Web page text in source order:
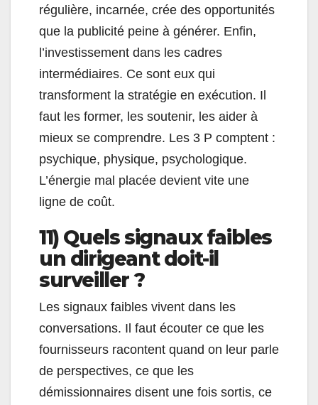
régulière, incarnée, crée des opportunités
que la publicité peine à générer. Enfin,
l’investissement dans les cadres
intermédiaires. Ce sont eux qui
transforment la stratégie en exécution. Il
faut les former, les soutenir, les aider à
mieux se comprendre. Les 3 P comptent :
psychique, physique, psychologique.
L’énergie mal placée devient vite une
ligne de coût.
11) Quels signaux faibles
un dirigeant doit-il
surveiller ?
Les signaux faibles vivent dans les
conversations. Il faut écouter ce que les
fournisseurs racontent quand on leur parle
de perspectives, ce que les
démissionnaires disent une fois sortis, ce